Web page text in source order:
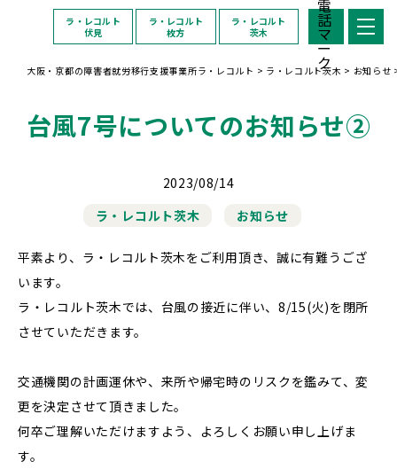
ラ・レコルト
伏見
ラ・レコルト
枚方
ラ・レコルト
茨木
大阪・京都の障害者就労移行支援事業所ラ・レコルト > ラ・レコルト茨木 > お知らせ
台風7号についてのお知らせ②
2023/08/14
ラ・レコルト茨木
お知らせ
平素より、ラ・レコルト茨木をご利用頂き、誠に有難うござ
います。
ラ・レコルト茨木では、台風の接近に伴い、8/15(火)を閉所
させていただきます。
交通機関の計画運休や、来所や帰宅時のリスクを鑑みて、変
更を決定させて頂きました。
何卒ご理解いただけますよう、よろしくお願い申し上げま
す。